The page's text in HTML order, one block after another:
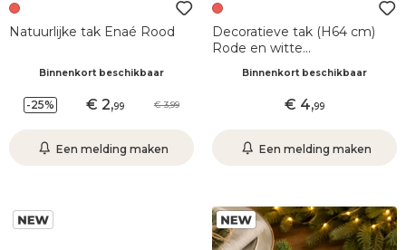
Natuurlijke tak Enaé Rood
Binnenkort beschikbaar
-25% 2,99 3,99
Een melding maken
Decoratieve tak (H64 cm)
Rode en witte
Binnenkort beschikbaar
4,99
Een melding maken